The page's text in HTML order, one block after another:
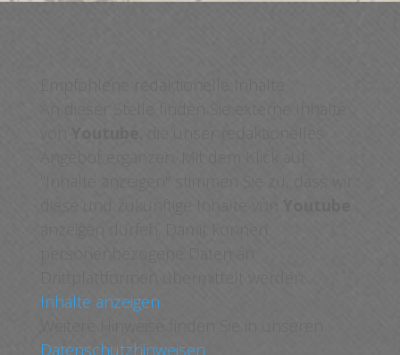
Inhalte anzeigen
Datenschutzhinweisen